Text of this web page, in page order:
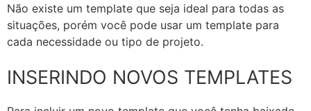
Não existe um template que seja ideal para todas as
situações, porém você pode usar um template para
cada necessidade ou tipo de projeto.
INSERINDO NOVOS TEMPLATES